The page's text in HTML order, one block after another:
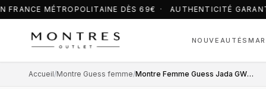
MÉTROPOLITAINE DÈS 69€ · AUTHENTICITÉ
NOUVEAUTÉS
Accueil/Montre Guess femme/ Montre Femme Guess Jada GW0936L4 cadran blanc bracelet acier